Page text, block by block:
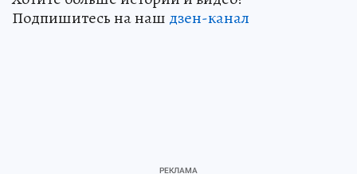
Подпишитесь на наш дзен-канал